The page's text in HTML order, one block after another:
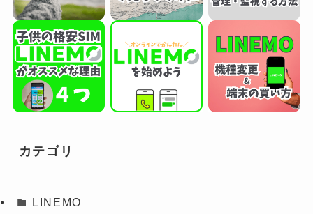
カテゴリ
LINEMO